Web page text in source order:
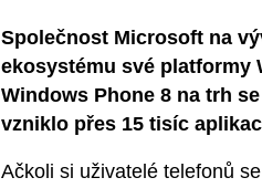
Společnost Microsoft na
ekosystému své platformy
Windows Phone 8 na trh
vzniklo přes 15 tisíc
Ačkoli si uživatelé telefonů